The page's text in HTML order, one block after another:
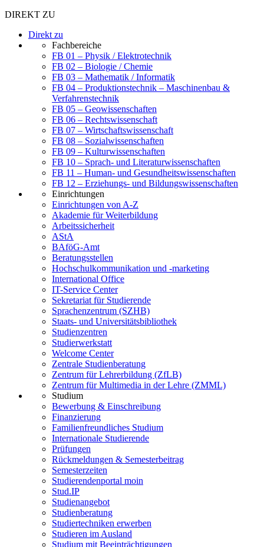
DIREKT ZU
Direkt zu
Fachbereiche
FB 01 – Physik / Elektrotechnik
FB 02 – Biologie / Chemie
FB 03 – Mathematik / Informatik
FB 04 – Produktionstechnik – Maschinenbau &
Verfahrenstechnik
FB 05 – Geowissenschaften
FB 06 – Rechtswissenschaft
FB 07 – Wirtschaftswissenschaft
FB 08 – Sozialwissenschaften
FB 09 – Kulturwissenschaften
FB 10 – Sprach- und Literaturwissenschaften
FB 11 – Human- und Gesundheitswissenschaften
FB 12 – Erziehungs- und Bildungswissenschaften
Einrichtungen
Einrichtungen von A-Z
Akademie für Weiterbildung
Arbeitssicherheit
AStA
BAföG-Amt
Beratungsstellen
Hochschulkommunikation und -marketing
International Office
IT-Service Center
Sekretariat für Studierende
Sprachenzentrum (SZHB)
Staats- und Universitätsbibliothek
Studienzentren
Studierwerkstatt
Welcome Center
Zentrale Studienberatung
Zentrum für Lehrerbildung (ZfLB)
Zentrum für Multimedia in der Lehre (ZMML)
Studium
Bewerbung & Einschreibung
Finanzierung
Familienfreundliches Studium
Internationale Studierende
Prüfungen
Rückmeldungen & Semesterbeitrag
Semesterzeiten
Studierendenportal moin
Stud.IP
Studienangebot
Studienberatung
Studiertechniken erwerben
Studieren im Ausland
Studium mit Beeinträchtigungen